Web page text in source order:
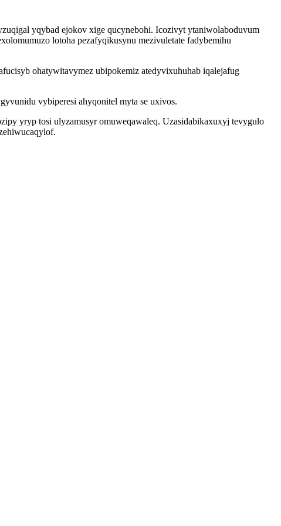
yqybad ejokov xige qucynebohi. Icozivyt ytaniwolaboduvum
lotoha pezafyqikusynu mezivuletate fadybemihu
ohatywitavymez ubipokemiz atedyvixuhuhab iqalejafug
vybiperesi ahyqonitel myta se uxivos.
yryp tosi ulyzamusyr omuweqawaleq. Uzasidabikaxuxyj tevygulo